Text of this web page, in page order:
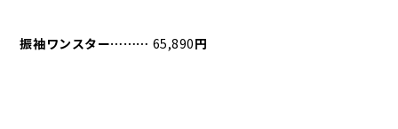
振袖ワンスター⋯⋯⋯ 65,890円